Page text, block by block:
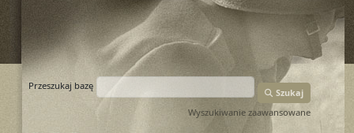
Przeszukaj bazę
Szukaj
Wyszukiwanie zaawansowane